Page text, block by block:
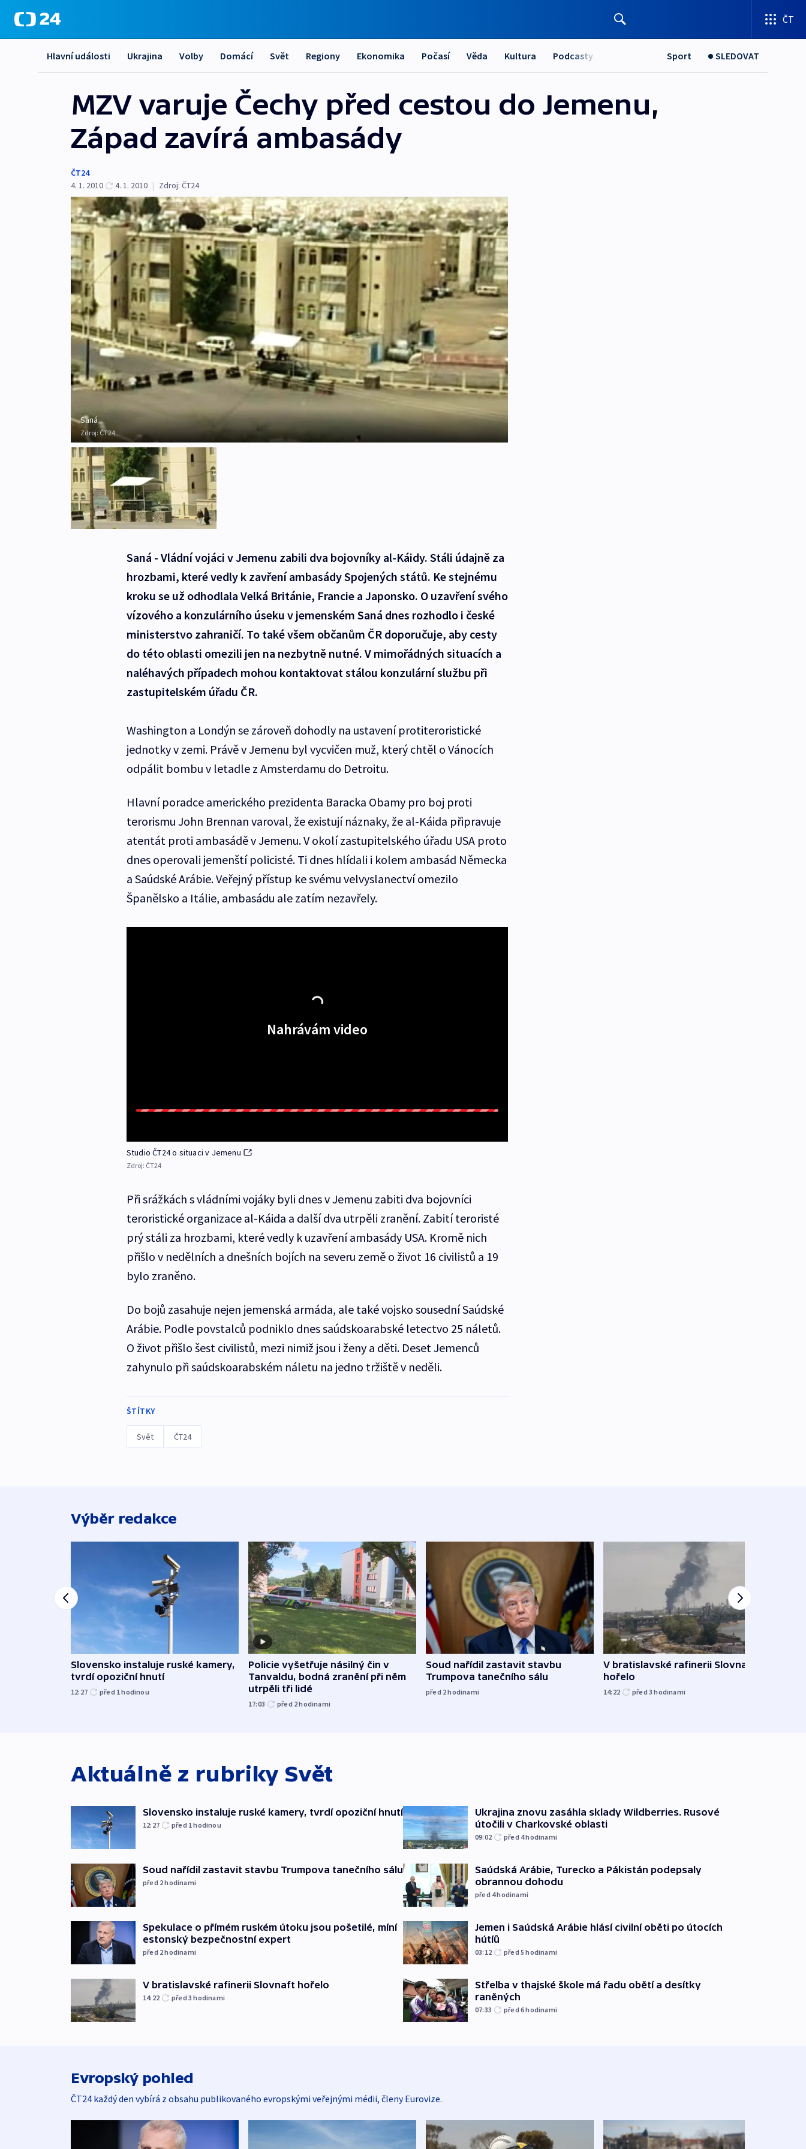
ČT
Hlavní události Ukrajina Volby Domácí Svět Regiony Ekonomika Počasí Věda Kultura Podcasty Sport SLEDOVAT
MZV varuje Čechy před cestou do Jemenu,
Západ zavírá ambasády
ČT24
4. 1. 2010
4. 1. 2010 | Zdroj: ČT24
Saná
Zdroj: ČT24
Saná - Vládní vojáci v Jemenu zabili dva bojovníky al-Káidy. Stáli údajně za
hrozbami, které vedly k zavření ambasády Spojených států. Ke stejnému
kroku se už odhodlala Velká Británie, Francie a Japonsko. O uzavření svého
vízového a konzulárního úseku v jemenském Saná dnes rozhodlo i české
ministerstvo zahraničí. To také všem občanům ČR doporučuje, aby cesty
do této oblasti omezili jen na nezbytně nutné. V mimořádných situacích a
naléhavých případech mohou kontaktovat stálou konzulární službu při
zastupitelském úřadu ČR.
Washington a Londýn se zároveň dohodly na ustavení protiteroristické
jednotky v zemi. Právě v Jemenu byl vycvičen muž, který chtěl o Vánocích
odpálit bombu v letadle z Amsterdamu do Detroitu.
Hlavní poradce amerického prezidenta Baracka Obamy pro boj proti
terorismu John Brennan varoval, že existují náznaky, že al-Káida připravuje
atentát proti ambasádě v Jemenu. V okolí zastupitelského úřadu USA proto
dnes operovali jemenští policisté. Ti dnes hlídali i kolem ambasád Německa
a Saúdské Arábie. Veřejný přístup ke svému velvyslanectví omezilo
Španělsko a Itálie, ambasádu ale zatím nezavřely.
Nahrávám video
Studio ČT24 o situaci v Jemenu
Zdroj: ČT24
Při srážkách s vládními vojáky byli dnes v Jemenu zabiti dva bojovníci
teroristické organizace al-Káida a další dva utrpěli zranění. Zabití teroristé
prý stáli za hrozbami, které vedly k uzavření ambasády USA. Kromě nich
přišlo v nedělních a dnešních bojích na severu země o život 16 civilistů a 19
bylo zraněno.
Do bojů zasahuje nejen jemenská armáda, ale také vojsko sousední Saúdské
Arábie. Podle povstalců podniklo dnes saúdskoarabské letectvo 25 náletů.
O život přišlo šest civilistů, mezi nimiž jsou i ženy a děti. Deset Jemenců
zahynulo při saúdskoarabském náletu na jedno tržiště v neděli.
ŠTÍTKY
Svět ČT24
Výběr redakce
Slovensko instaluje ruské kamery,
tvrdí opoziční hnutí
12:27 před 1hodinou
Policie vyšetřuje násilný čin v
Tanvaldu, bodná zranění při něm
utrpěli tři lidé
17:03 před 2hodinami
Soud nařídil zastavit stavbu
Trumpova tanečního sálu
před 2hodinami
V bratislavské rafinerii Slovnaft
hořelo
14:22 před 3hodinami
Aktuálně z rubriky Svět
Slovensko instaluje ruské kamery, tvrdí opoziční hnutí
12:27 před 1hodinou
Soud nařídil zastavit stavbu Trumpova tanečního sálu
před 2hodinami
Spekulace o přímém ruském útoku jsou pošetilé, míní
estonský bezpečnostní expert
před 2hodinami
V bratislavské rafinerii Slovnaft hořelo
14:22 před 3hodinami
Ukrajina znovu zasáhla sklady Wildberries. Rusové
útočili v Charkovské oblasti
09:02 před 4hodinami
Saúdská Arábie, Turecko a Pákistán podepsaly
obrannou dohodu
před 4hodinami
Jemen i Saúdská Arábie hlásí civilní oběti po útocích
hútíů
03:12 před 5hodinami
Střelba v thajské škole má řadu obětí a desítky
raněných
07:33 před 6hodinami
Evropský pohled
ČT24 každý den vybírá z obsahu publikovaného evropskými veřejnými médii, členy Eurovize.